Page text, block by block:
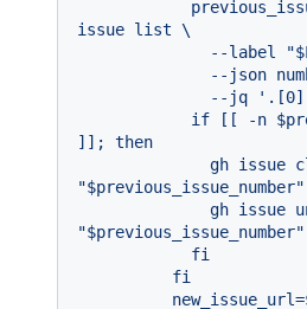
issue list \
]]; then
"$previous_issue_number"
"$previous_issue_number"